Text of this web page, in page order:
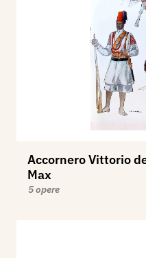
Accornero Vittorio
Max
5 opere